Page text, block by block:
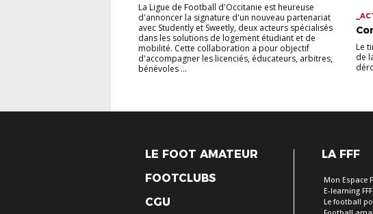
La Ligue de Football d'Occitanie est heureuse
d'annoncer la signature d'un nouveau partenariat
avec Studently et Sweetly, deux acteurs spécialisés
dans les solutions de logement étudiant et de
mobilité. Cette collaboration a pour objectif
d'accompagner les licenciés, éducateurs, arbitres,
bénévoles ...
Le
de
LE FOOT AMATEUR
FOOTCLUBS
CGU
LA FFF
Mon Espace
E-learning FFF
Le football